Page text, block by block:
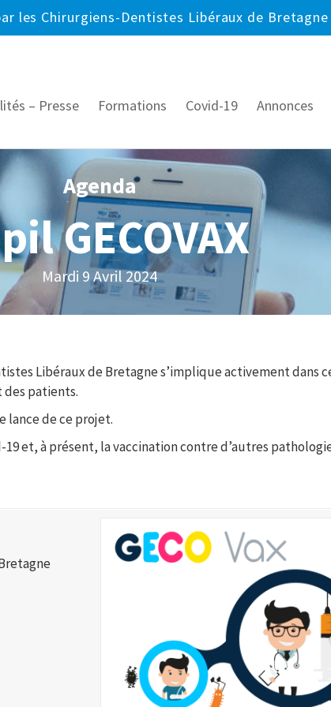
les Chirurgiens-Dentistes Libéraux de Bretagne
– Presse Formations Covid-19 Annonces
Agenda
GECOVAX
Mardi 9 Avril 2024
Libéraux de Bretagne s’implique activement dans
des patients.
lance de ce projet.
et, à présent, la vaccination contre d’autres